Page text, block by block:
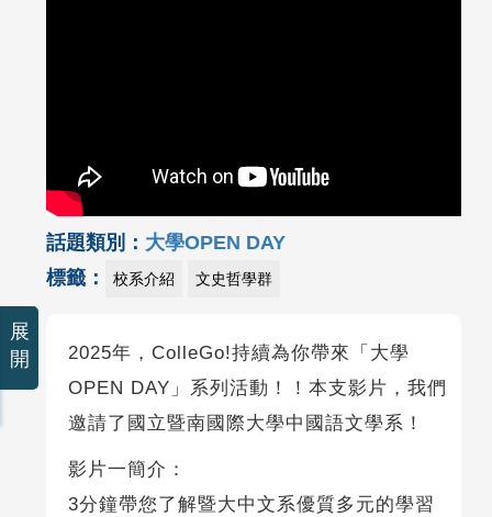
話題類別： 大學OPEN DAY
標籤：
校系介紹 文史哲學群
2025年，ColleGo!持續為你帶來「大學
OPEN DAY」系列活動！！本支影片，我們
邀請了國立暨南國際大學中國語文學系！
影片一簡介：
3分鐘帶您了解暨大中文系優質多元的學習
展
開